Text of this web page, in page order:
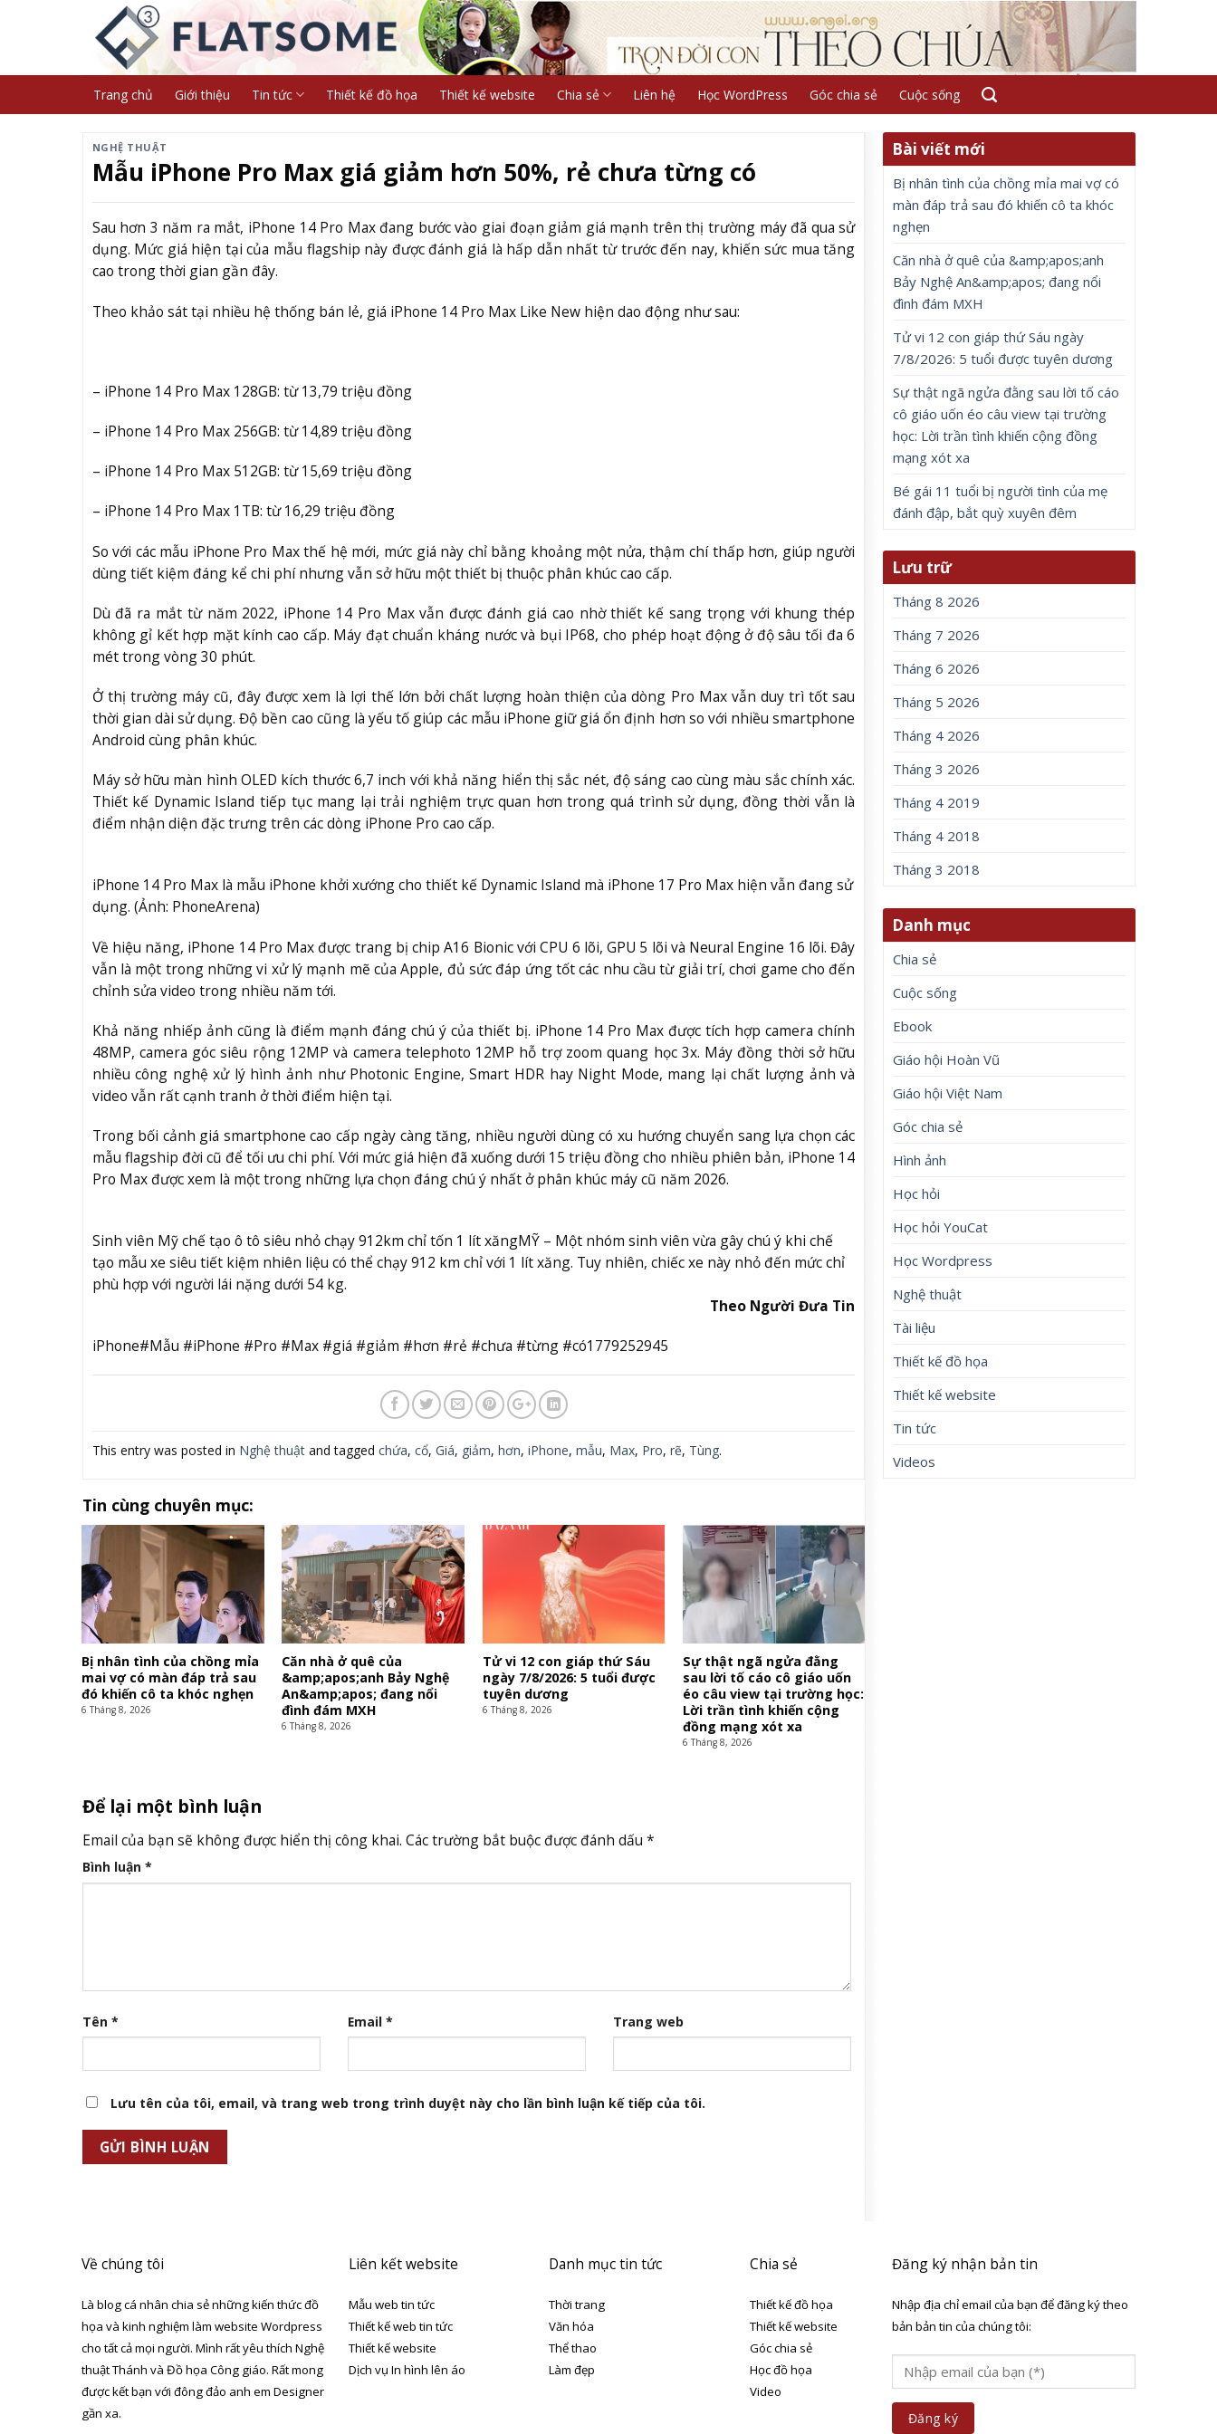
Trang chủ Giới thiệu Tin tức Thiết kế đồ họa Thiết kế website Chia sẻ Liên hệ Học WordPress Góc chia sẻ Cuộc sống
NGHỆ THUẬT
Mẫu iPhone Pro Max giá giảm hơn 50%, rẻ chưa từng có
Sau hơn 3 năm ra mắt, iPhone 14 Pro Max đang bước vào giai đoạn giảm giá mạnh trên thị trường máy đã qua sử
dụng. Mức giá hiện tại của mẫu flagship này được đánh giá là hấp dẫn nhất từ trước đến nay, khiến sức mua tăng
cao trong thời gian gần đây.
Theo khảo sát tại nhiều hệ thống bán lẻ, giá iPhone 14 Pro Max Like New hiện dao động như sau:
– iPhone 14 Pro Max 128GB: từ 13,79 triệu đồng
– iPhone 14 Pro Max 256GB: từ 14,89 triệu đồng
– iPhone 14 Pro Max 512GB: từ 15,69 triệu đồng
– iPhone 14 Pro Max 1TB: từ 16,29 triệu đồng
So với các mẫu iPhone Pro Max thế hệ mới, mức giá này chỉ bằng khoảng một nửa, thậm chí thấp hơn, giúp người
dùng tiết kiệm đáng kể chi phí nhưng vẫn sở hữu một thiết bị thuộc phân khúc cao cấp.
Dù đã ra mắt từ năm 2022, iPhone 14 Pro Max vẫn được đánh giá cao nhờ thiết kế sang trọng với khung thép
không gỉ kết hợp mặt kính cao cấp. Máy đạt chuẩn kháng nước và bụi IP68, cho phép hoạt động ở độ sâu tối đa 6
mét trong vòng 30 phút.
Ở thị trường máy cũ, đây được xem là lợi thế lớn bởi chất lượng hoàn thiện của dòng Pro Max vẫn duy trì tốt sau
thời gian dài sử dụng. Độ bền cao cũng là yếu tố giúp các mẫu iPhone giữ giá ổn định hơn so với nhiều smartphone
Android cùng phân khúc.
Máy sở hữu màn hình OLED kích thước 6,7 inch với khả năng hiển thị sắc nét, độ sáng cao cùng màu sắc chính xác.
Thiết kế Dynamic Island tiếp tục mang lại trải nghiệm trực quan hơn trong quá trình sử dụng, đồng thời vẫn là
điểm nhận diện đặc trưng trên các dòng iPhone Pro cao cấp.
iPhone 14 Pro Max là mẫu iPhone khởi xướng cho thiết kế Dynamic Island mà iPhone 17 Pro Max hiện vẫn đang sử
dụng. (Ảnh: PhoneArena)
Về hiệu năng, iPhone 14 Pro Max được trang bị chip A16 Bionic với CPU 6 lõi, GPU 5 lõi và Neural Engine 16 lõi. Đây
vẫn là một trong những vi xử lý mạnh mẽ của Apple, đủ sức đáp ứng tốt các nhu cầu từ giải trí, chơi game cho đến
chỉnh sửa video trong nhiều năm tới.
Khả năng nhiếp ảnh cũng là điểm mạnh đáng chú ý của thiết bị. iPhone 14 Pro Max được tích hợp camera chính
48MP, camera góc siêu rộng 12MP và camera telephoto 12MP hỗ trợ zoom quang học 3x. Máy đồng thời sở hữu
nhiều công nghệ xử lý hình ảnh như Photonic Engine, Smart HDR hay Night Mode, mang lại chất lượng ảnh và
video vẫn rất cạnh tranh ở thời điểm hiện tại.
Trong bối cảnh giá smartphone cao cấp ngày càng tăng, nhiều người dùng có xu hướng chuyển sang lựa chọn các
mẫu flagship đời cũ để tối ưu chi phí. Với mức giá hiện đã xuống dưới 15 triệu đồng cho nhiều phiên bản, iPhone 14
Pro Max được xem là một trong những lựa chọn đáng chú ý nhất ở phân khúc máy cũ năm 2026.
Sinh viên Mỹ chế tạo ô tô siêu nhỏ chạy 912km chỉ tốn 1 lít xăngMỸ – Một nhóm sinh viên vừa gây chú ý khi chế
tạo mẫu xe siêu tiết kiệm nhiên liệu có thể chạy 912 km chỉ với 1 lít xăng. Tuy nhiên, chiếc xe này nhỏ đến mức chỉ
phù hợp với người lái nặng dưới 54 kg.
Theo Người Đưa Tin
iPhone#Mẫu #iPhone #Pro #Max #giá #giảm #hơn #rẻ #chưa #từng #có1779252945
This entry was posted in Nghệ thuậtand tagged chứa, cổ, Giá, giảm, hơn, iPhone, mẫu, Max, Pro, rẽ, Tùng.
Tin cùng chuyên mục:
Bị nhân tình của chồng mỉa
mai vợ có màn đáp trả sau
đó khiến cô ta khóc nghẹn
6 Tháng 8, 2026
Căn nhà ở quê của
&amp;apos;anh Bảy Nghệ
An&amp;apos; đang nổi
đình đám MXH
6 Tháng 8, 2026
Tử vi 12 con giáp thứ Sáu
ngày 7/8/2026: 5 tuổi được
tuyên dương
6 Tháng 8, 2026
Sự thật ngã ngửa đằng
sau lời tố cáo cô giáo uốn
éo câu view tại trường học:
Lời trần tình khiến cộng
đồng mạng xót xa
6 Tháng 8, 2026
Để lại một bình luận
Email của bạn sẽ không được hiển thị công khai. Các trường bắt buộc được đánh dấu *
Bình luận *
Tên * Email * Trang web
Lưu tên của tôi, email, và trang web trong trình duyệt này cho lần bình luận kế tiếp của tôi.
Bài viết mới
Bị nhân tình của chồng mỉa mai vợ có
màn đáp trả sau đó khiến cô ta khóc
nghẹn
Căn nhà ở quê của &amp;apos;anh
Bảy Nghệ An&amp;apos; đang nổi
đình đám MXH
Tử vi 12 con giáp thứ Sáu ngày
7/8/2026: 5 tuổi được tuyên dương
Sự thật ngã ngửa đằng sau lời tố cáo
cô giáo uốn éo câu view tại trường
học: Lời trần tình khiến cộng đồng
mạng xót xa
Bé gái 11 tuổi bị người tình của mẹ
đánh đập, bắt quỳ xuyên đêm
Lưu trữ
Tháng 8 2026
Tháng 7 2026
Tháng 6 2026
Tháng 5 2026
Tháng 4 2026
Tháng 3 2026
Tháng 4 2019
Tháng 4 2018
Tháng 3 2018
Danh mục
Chia sẻ
Cuộc sống
Ebook
Giáo hội Hoàn Vũ
Giáo hội Việt Nam
Góc chia sẻ
Hình ảnh
Học hỏi
Học hỏi YouCat
Học Wordpress
Nghệ thuật
Tài liệu
Thiết kế đồ họa
Thiết kế website
Tin tức
Videos
Về chúng tôi
Là blog cá nhân chia sẻ những kiến thức đồ
họa và kinh nghiệm làm website Wordpress
cho tất cả mọi người. Mình rất yêu thích Nghệ
thuật Thánh và Đồ họa Công giáo. Rất mong
được kết bạn với đông đảo anh em Designer
gần xa.
Liên kết website
Mẫu web tin tức
Thiết kế web tin tức
Thiết kế website
Dịch vụ In hình lên áo
Danh mục tin tức
Thời trang
Văn hóa
Thể thao
Làm đẹp
Chia sẻ
Thiết kế đồ họa
Thiết kế website
Góc chia sẻ
Học đồ họa
Video
Đăng ký nhận bản tin
Nhập địa chỉ email của bạn để đăng ký theo
bản bản tin của chúng tôi: